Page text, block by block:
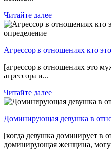
Читайте далее
Агрессор в отношениях кто
[агрессор в отношениях это
агрессора и...
Читайте далее
Доминирующая девушка в
[когда девушка доминирует в
доминирующая женщина,